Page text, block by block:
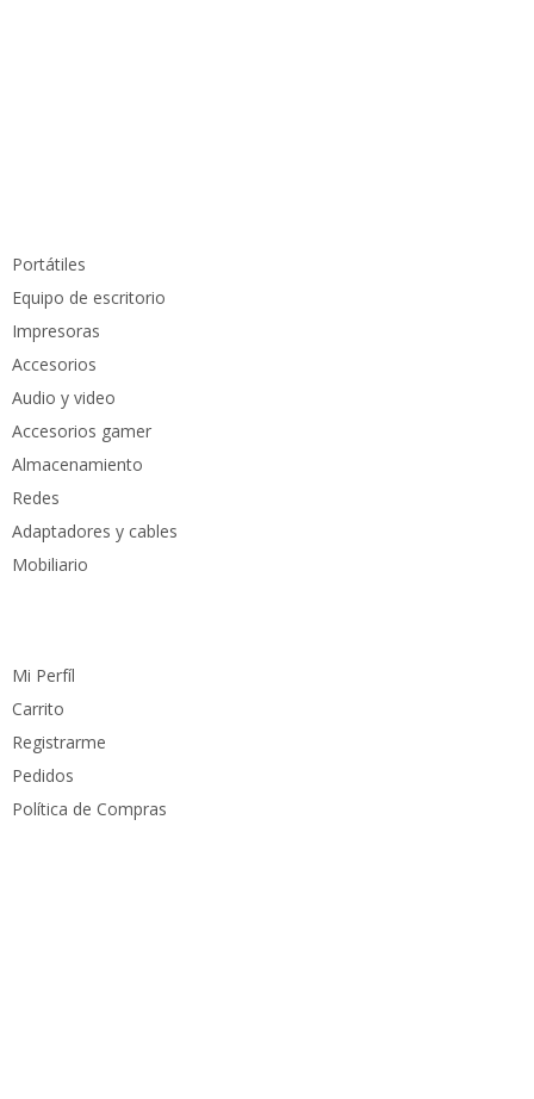
Portátiles
Equipo de escritorio
Impresoras
Accesorios
Audio y video
Accesorios gamer
Almacenamiento
Redes
Adaptadores y cables
Mobiliario
Mi Perfíl
Carrito
Registrarme
Pedidos
Política de Compras